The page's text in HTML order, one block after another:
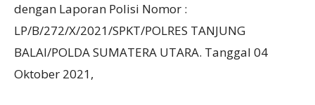
dengan Laporan Polisi Nomor :
LP/B/272/X/2021/SPKT/POLRES TANJUNG
BALAI/POLDA SUMATERA UTARA. Tanggal 04
Oktober 2021,